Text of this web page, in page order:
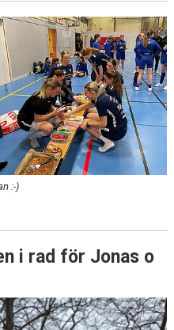
:-)
i rad för Jonas o